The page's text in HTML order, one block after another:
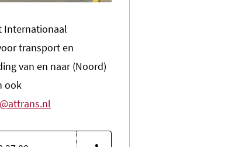
Internationaal
transport en
van en naar (Noord)
ook